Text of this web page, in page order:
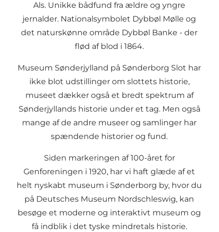
Als. Unikke bådfund fra ældre og yngre
jernalder. Nationalsymbolet Dybbøl Mølle og
det naturskønne område Dybbøl Banke - der
flød af blod i 1864.
Museum Sønderjylland på Sønderborg Slot har
ikke blot udstillinger om slottets historie,
museet dækker også et bredt spektrum af
Sønderjyllands historie under et tag. Men også
mange af de andre museer og samlinger har
spændende historier og fund.
Siden markeringen af 100-året for
Genforeningen i 1920, har vi haft glæde af et
helt nyskabt museum i Sønderborg by, hvor du
på Deutsches Museum Nordschleswig, kan
besøge et moderne og interaktivt museum og
få indblik i det tyske mindretals historie.